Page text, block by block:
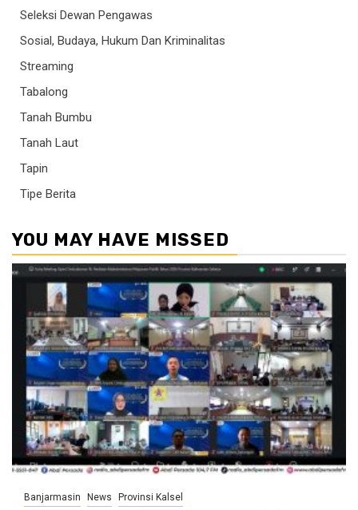
Seleksi Dewan Pengawas
Sosial, Budaya, Hukum Dan Kriminalitas
Streaming
Tabalong
Tanah Bumbu
Tanah Laut
Tapin
Tipe Berita
YOU MAY HAVE MISSED
Banjarmasin News Provinsi Kalsel